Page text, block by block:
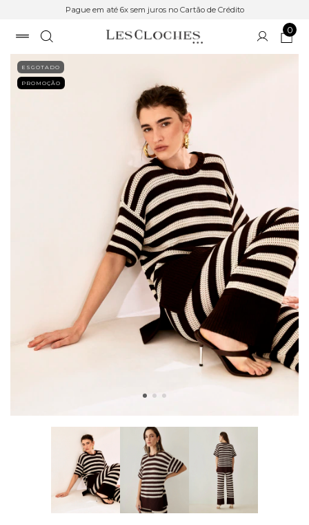
Pague em até 6x sem juros no Cartão de Crédito
0
ESGOTADO
PROMOÇÃO